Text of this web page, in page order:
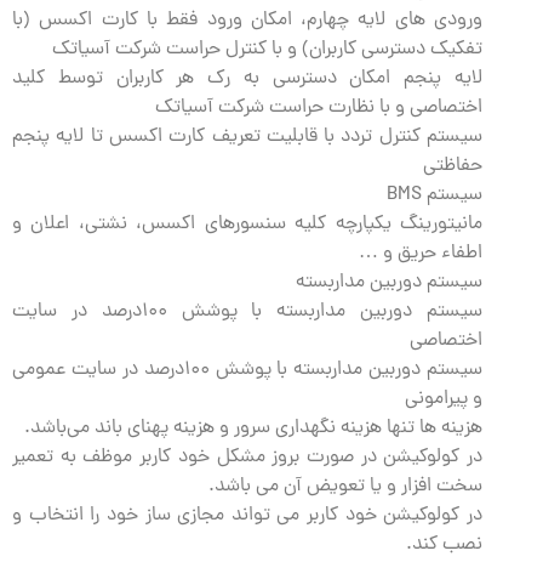
ورودی های لایه چهارم، امکان ورود فقط با کارت اکسس (با
تفکیک دسترسی کاربران) و با کنترل حراست شرکت آسیاتک
لایه پنجم امکان دسترسی به رک هر کاربران توسط کلید
اختصاصی و با نظارت حراست شرکت آسیاتک
سیستم کنترل تردد با قابلیت تعریف کارت اکسس تا لایه پنجم
حفاظتی
سیستم BMS
مانیتورینگ یکپارچه کلیه سنسورهای اکسس، نشتی، اعلان و
اطفاء حریق و …
سیستم دوربین مداربسته
سیستم دوربین مداربسته با پوشش ۱۰۰درصد در سایت
اختصاصی
سیستم دوربین مداربسته با پوشش ۱۰۰درصد در سایت عمومی
و پیرامونی
هزینه ها تنها هزینه نگهداری سرور و هزینه پهنای باند می‌باشد.
در کولوکیشن در صورت بروز مشکل خود کاربر موظف به تعمیر
سخت افزار و یا تعویض آن می باشد.
در کولوکیشن خود کاربر می تواند مجازی ساز خود را انتخاب و
نصب کند.